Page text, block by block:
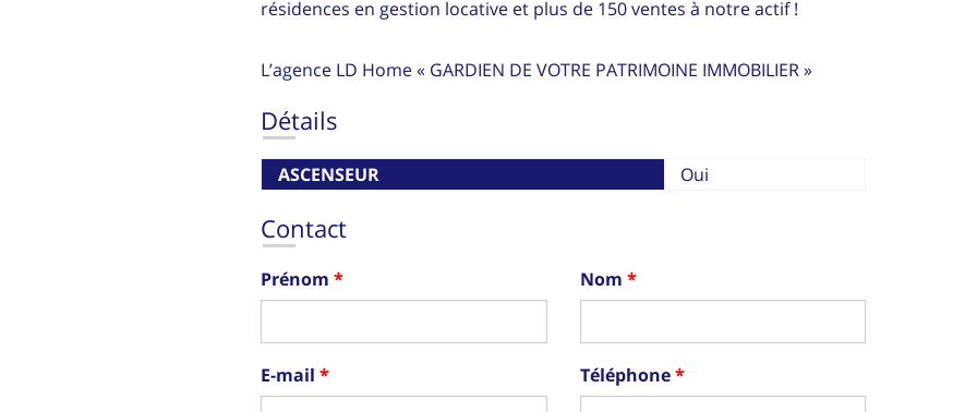
résidences en gestion locative et plus de 150 ventes à notre actif !
L’agence LD Home « GARDIEN DE VOTRE PATRIMOINE IMMOBILIER »
Détails
ASCENSEUR Oui
Contact
Prénom Nom
E-mail Téléphone